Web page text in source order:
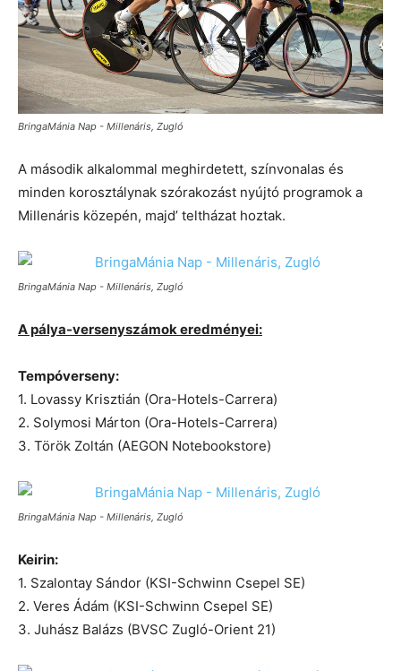
BringaMánia Nap - Millenáris, Zugló
A második alkalommal meghirdetett, színvonalas és
minden korosztálynak szórakozást nyújtó programok a
Millenáris közepén, majd’ teltházat hoztak.
BringaMánia Nap - Millenáris, Zugló
A pálya-versenyszámok eredményei:
Tempóverseny:
1. Lovassy Krisztián (Ora-Hotels-Carrera)
2. Solymosi Márton (Ora-Hotels-Carrera)
3. Török Zoltán (AEGON Notebookstore)
BringaMánia Nap - Millenáris, Zugló
Keirin:
1. Szalontay Sándor (KSI-Schwinn Csepel SE)
2. Veres Ádám (KSI-Schwinn Csepel SE)
3. Juhász Balázs (BVSC Zugló-Orient 21)